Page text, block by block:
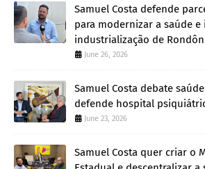
Samuel Costa defende
para modernizar a saúde
industrialização de
June 26, 2026
Samuel Costa debate
defende hospital
June 23, 2026
Samuel Costa quer criar o